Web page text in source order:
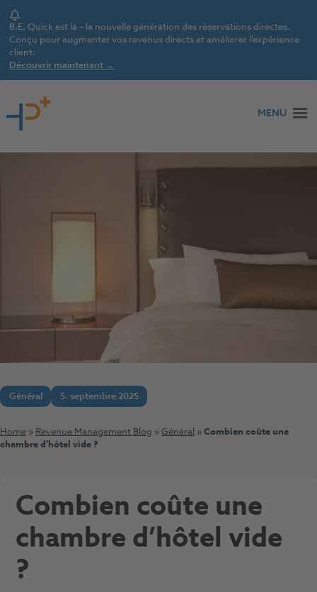
Notice
B.E. Quick est là – la nouvelle génération des réservations directes.
Conçu pour augmenter vos revenus directs et améliorer l’expérience
client.
Découvrir maintenant →
MENU
Général 5. septembre 2025
Home » Revenue Management Blog » Général » Combien coûte une
chambre d’hôtel vide ?
Combien coûte une
chambre d’hôtel vide
?